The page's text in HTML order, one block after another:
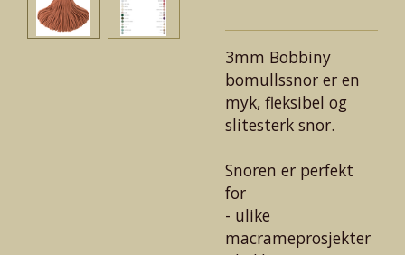
3mm Bobbiny
bomullssnor er en
myk, fleksibel og
slitesterk snor.
Snoren er perfekt
for
- ulike
macrameprosjekter